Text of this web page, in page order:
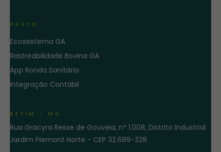
PASTO
Ecossistema GA
Rastreabilidade Bovina GA
App Ronda Sanitária
Integração Contábil
BETIM - MG
Rua Gracyra Resse de Gouveia, nº 1.008, Distrito Industrial
Jardim Piemont Norte - CEP 32.689-328